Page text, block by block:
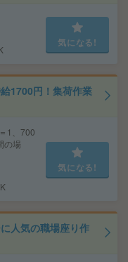
気になる!
1700円！集荷作業
1、700
の場
気になる!
人気の職場座り作